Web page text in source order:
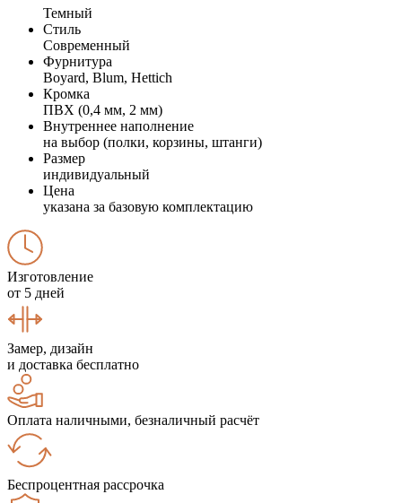
Темный
Стиль
Современный
Фурнитура
Boyard, Blum, Hettich
Кромка
ПВХ (0,4 мм, 2 мм)
Внутреннее наполнение
на выбор (полки, корзины, штанги)
Размер
индивидуальный
Цена
указана за базовую комплектацию
Изготовление
от 5 дней
Замер, дизайн
и доставка бесплатно
Оплата наличными, безналичный расчёт
Беспроцентная рассрочка